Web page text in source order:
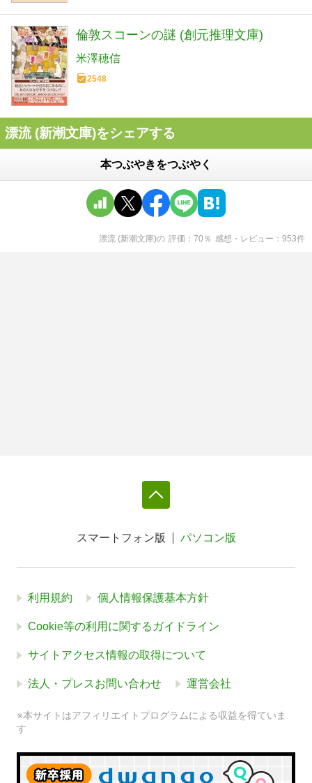
倫敦スコーンの謎 (創元推理文庫)
米澤穂信
2548
漂流 (新潮文庫)をシェアする
本つぶやきをつぶやく
漂流 (新潮文庫)の 評価 70 ％ 感想・レビュー 953件
スマートフォン版 パソコン版
利用規約 個人情報保護基本方針
Cookie等の利用に関するガイドライン
サイトアクセス情報の取得について
法人・プレスお問い合わせ 運営会社
※本サイトはアフィリエイトプログラムによる収益を得ていま
す